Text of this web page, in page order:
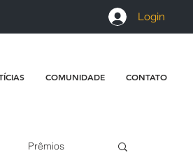
Login
COMUNIDADE CONTATO
Prêmios